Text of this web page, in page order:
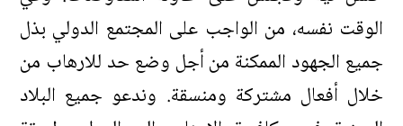
الوقت نفسه، من الواجب على المجتمع الدولي بذل
جميع الجهود الممكنة من أجل وضع حد للارهاب من
خلال أفعال مشتركة ومنسقة. وندعو جميع البلاد